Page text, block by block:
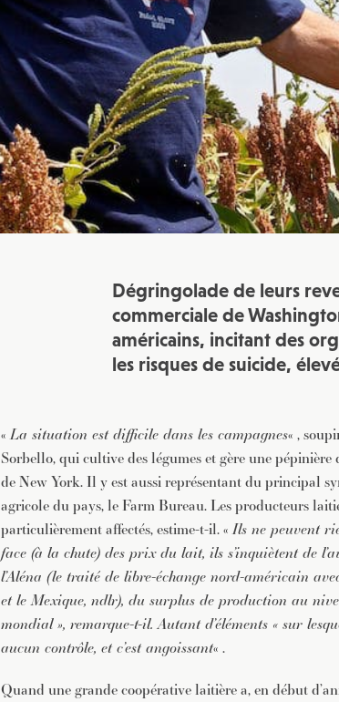
Dégringolade de leurs
commerciale de
américains, incitant des
les risques de suicide,
«La situation est difficile dans les campagnes« ,
Sorbello, qui cultive des légumes et gère une pépinière
de New York. Il y est aussi représentant du principal
agricole du pays, le Farm Bureau. Les producteurs
particulièrement affectés, estime-t-il. «Ils ne peuvent
face (à la chute) des prix du lait, ils s’inquiètent de
l’Aléna (le traité de libre-échange nord-américain
et le Mexique, ndlr), du surplus de production au
mondial », remarque-t-il. Autant d’éléments « sur
aucun contrôle, et c’est angoissant« .
Quand une grande coopérative laitière a, en début